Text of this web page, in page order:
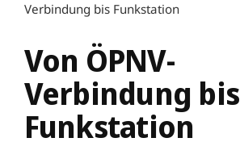
Verbindung bis Funkstation
Von ÖPNV-
Verbindung bis
Funkstation